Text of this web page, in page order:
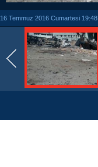
16 Temmuz 2016 Cumartesi 19:48